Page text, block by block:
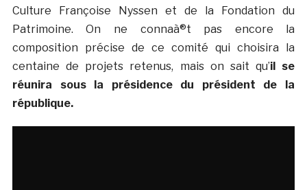
Culture Françoise Nyssen et de la Fondation du
Patrimoine. On ne connaà®t pas encore la
composition précise de ce comité qui choisira la
centaine de projets retenus, mais on sait qu’il se
réunira sous la présidence du président de la
république.